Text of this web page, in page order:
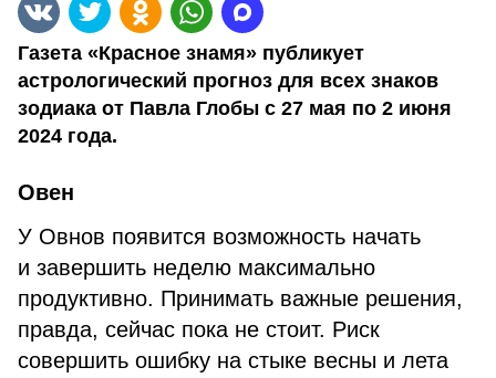
Газета «Красное знамя» публикует
астрологический прогноз для всех знаков
зодиака от Павла Глобы с 27 мая по 2 июня
2024 года.
Овен
У Овнов появится возможность начать
и завершить неделю максимально
продуктивно. Принимать важные решения,
правда, сейчас пока не стоит. Риск
совершить ошибку на стыке весны и лета